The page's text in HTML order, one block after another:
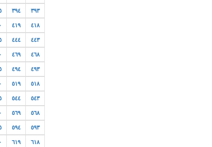
٣٩٣ ٣٩٤
٤١٨ ٤١٩
٤٤٣ ٤٤٤
٤٦٨ ٤٦٩
٤٩٣ ٤٩٤
٥١٨ ٥١٩
٥٤٣ ٥٤٤
٥٦٨ ٥٦٩
٥٩٣ ٥٩٤
٦١٨ ٦١٩